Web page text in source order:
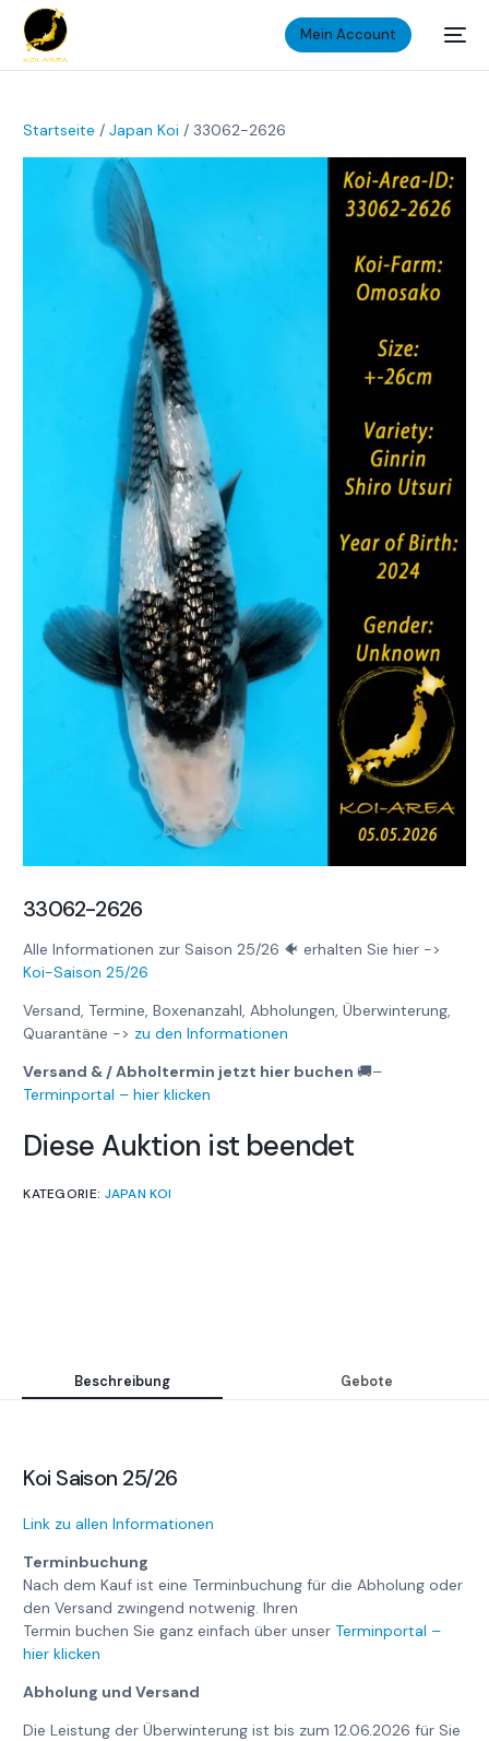
Mein Account
Startseite /Japan Koi / 33062-2626
33062-2626
Alle Informationen zur Saison 25/26 🐠 erhalten Sie hier ->
Koi-Saison 25/26
Versand, Termine, Boxenanzahl, Abholungen, Überwinterung,
Quarantäne -> zu den Informationen
Versand & / Abholtermin jetzt hier buchen 🚚–
Terminportal – hier klicken
Diese Auktion ist beendet
KATEGORIE: JAPAN KOI
Beschreibung Gebote
Koi Saison 25/26
Link zu allen Informationen
Terminbuchung
Nach dem Kauf ist eine Terminbuchung für die Abholung oder
den Versand zwingend notwenig. Ihren
Termin buchen Sie ganz einfach über unserTerminportal –
hier klicken
Abholung und Versand
Die Leistung der Überwinterung ist bis zum 12.06.2026 für Sie